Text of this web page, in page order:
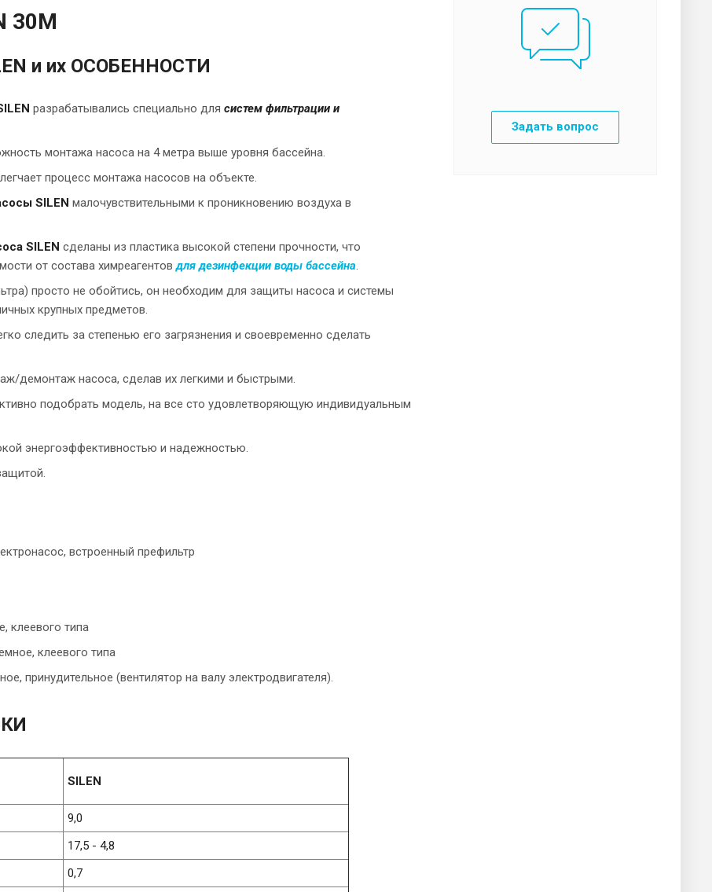
30M
и их ОСОБЕННОСТИ
разрабатывались специально для систем фильтрации и
монтажа насоса на 4 метра выше уровня бассейна.
процесс монтажа насосов на объекте.
SILEN малочувствительными к проникновению воздуха в
SILEN сделаны из пластика высокой степени прочности, что
от состава химреагентовдля дезинфекции воды бассейна.
просто не обойтись, он необходим для защиты насоса и системы
крупных предметов.
следить за степенью его загрязнения и своевременно сделать
демонтаж насоса, сделав их легкими и быстрыми.
подобрать модель, на все сто удовлетворяющую индивидуальным
энергоэффективностью и надежностью.
встроенный префильтр
клеевого типа
клеевого типа
принудительное (вентилятор на валу электродвигателя).
SILEN
9,0
17,5 - 4,8
0,7
Задать вопрос